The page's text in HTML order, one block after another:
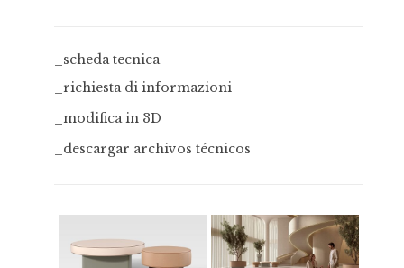
_scheda tecnica
_richiesta di informazioni
_modifica in 3D
_descargar archivos técnicos